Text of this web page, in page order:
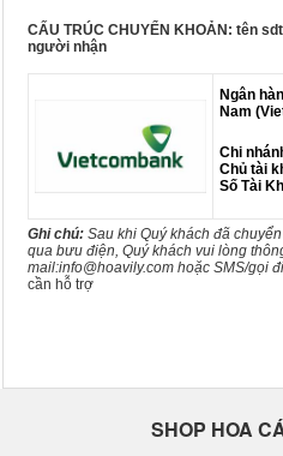
CẤU TRÚC CHUYỂN KHOẢN: tên
người nhận
Ngân
Nam
Chi
Chủ tài
Số Tài
Ghi chú: Sau khi Quý khách đã
qua bưu điện, Quý khách vui lòng
mail:info@hoavily.com hoặc SMS/gọi
cần hỗ trợ
SHOP HOA